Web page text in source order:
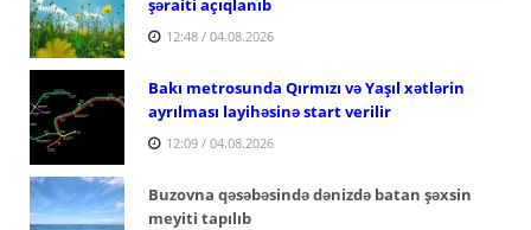
şəraiti açıqlanıb
12:48 / 04.08.2026
Bakı metrosunda Qırmızı və Yaşıl xətlərin
ayrılması layihəsinə start verilir
12:09 / 04.08.2026
Buzovna qəsəbəsində dənizdə batan şəxsin
meyiti tapılıb